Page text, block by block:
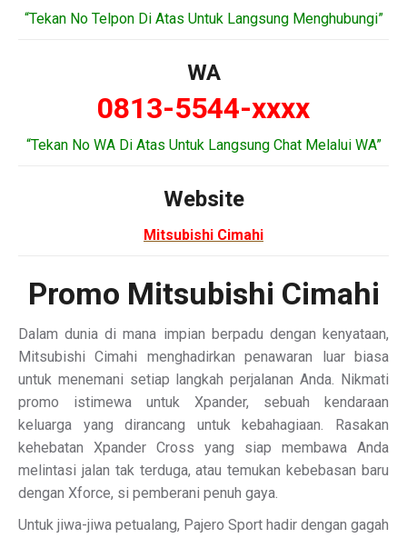
“Tekan No Telpon Di Atas Untuk Langsung Menghubungi”
WA
0813-5544-xxxx
“Tekan No WA Di Atas Untuk Langsung Chat Melalui WA”
Website
Mitsubishi Cimahi
Promo Mitsubishi Cimahi
Dalam dunia di mana impian berpadu dengan kenyataan,
Mitsubishi Cimahi menghadirkan penawaran luar biasa
untuk menemani setiap langkah perjalanan Anda. Nikmati
promo istimewa untuk Xpander, sebuah kendaraan
keluarga yang dirancang untuk kebahagiaan. Rasakan
kehebatan Xpander Cross yang siap membawa Anda
melintasi jalan tak terduga, atau temukan kebebasan baru
dengan Xforce, si pemberani penuh gaya.
Untuk jiwa-jiwa petualang, Pajero Sport hadir dengan gagah